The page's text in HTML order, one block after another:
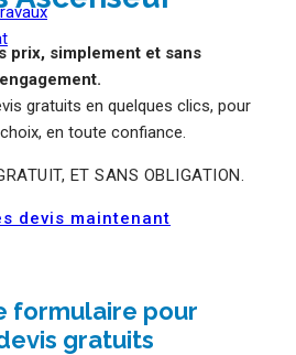
prix, simplement et sans
engagement.
gratuits en quelques clics, pour
en toute confiance.
ET SANS OBLIGATION.
devis maintenant
formulaire pour
gratuits